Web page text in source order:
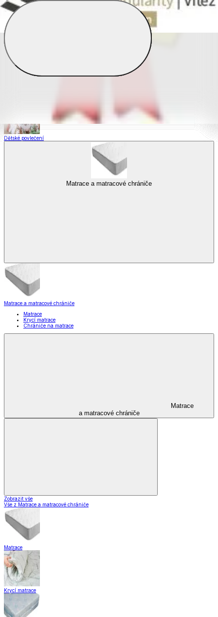
Saténové povlečení
Povlečení s fototiskem
Dětské povlečení
Matrace a matracové chrániče
Matrace a matracové chrániče
Matrace
Krycí matrace
Chrániče na matrace
Matrace
a matracové chrániče
Zobrazit vše
Vše z Matrace a matracové chrániče
Matrace
Krycí matrace